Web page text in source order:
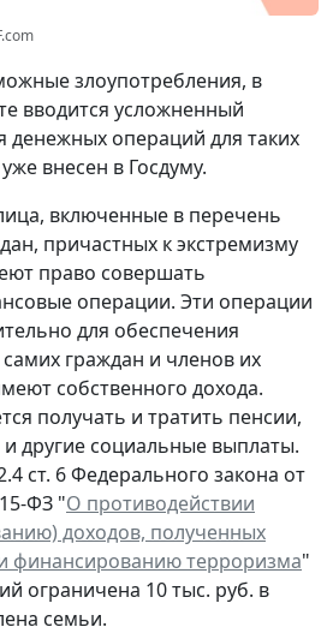
злоупотребления, в
вводится усложненный
денежных операций для таких
уже внесен в Госдуму.
включенные в перечень
причастных к экстремизму
право совершать
операции. Эти операции
для обеспечения
граждан и членов их
собственного дохода.
получать и тратить пенсии,
другие социальные выплаты.
ст. 6 Федерального закона от
ФЗ "О противодействии
доходов, полученных
финансированию терроризма"
ограничена 10 тыс. руб. в
семьи.